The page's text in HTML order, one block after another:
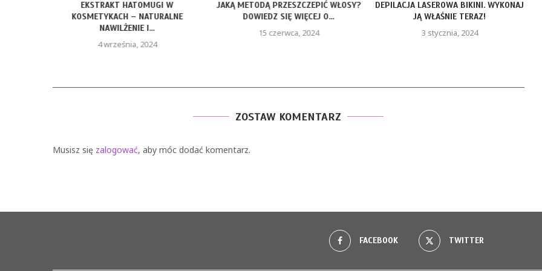
EKSTRAKT HATOMUGI W
KOSMETYKACH – NATURALNE
NAWILŻENIE I...
4 września, 2024
JAKĄ METODĄ PRZESZCZEPIĆ WŁOSY?
DOWIEDZ SIĘ WIĘCEJ O...
15 czerwca, 2024
DEPILACJA LASEROWA BIKINI. WYKONAJ
JĄ WŁAŚNIE TERAZ!
3 stycznia, 2024
ZOSTAW KOMENTARZ
Musisz się zalogować, aby móc dodać komentarz.
FACEBOOK TWITTER